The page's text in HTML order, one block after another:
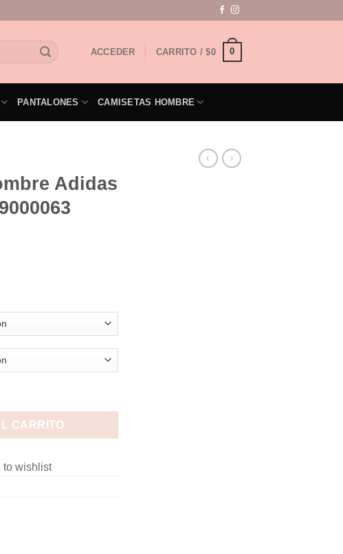
ACCEDER CARRITO /$0 0
PANTALONES CAMISETAS HOMBRE
Adidas
CARRITO
to wishlist